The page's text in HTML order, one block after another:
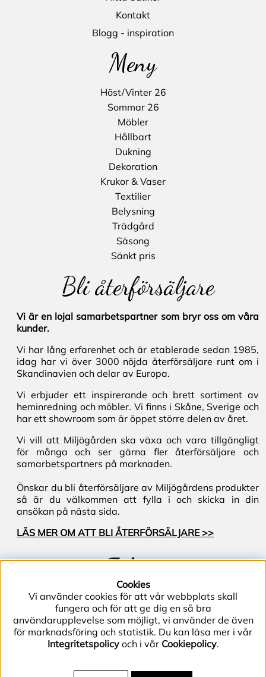
Kontakt
Blogg - inspiration
Meny
Höst/Vinter 26
Sommar 26
Möbler
Hållbart
Dukning
Dekoration
Krukor & Vaser
Textilier
Belysning
Trädgård
Säsong
Sänkt pris
Bli återförsäljare
Vi är en lojal samarbetspartner som bryr oss om våra
kunder.
Vi har lång erfarenhet och är etablerade sedan 1985,
idag har vi över 3000 nöjda återförsäljare runt om i
Skandinavien och delar av Europa.
Vi erbjuder ett inspirerande och brett sortiment av
heminredning och möbler. Vi finns i Skåne, Sverige och
har ett showroom som är öppet större delen av året.
Vi vill att Miljögården ska växa och vara tillgängligt
för många och ser gärna fler återförsäljare och
samarbetspartners på marknaden.
Önskar du bli återförsäljare av Miljögårdens produkter
så är du välkommen att fylla i och skicka in din
ansökan på nästa sida.
LÄS MER OM ATT BLI ÅTERFÖRSÄLJARE >>
Följ oss
Telefon (+46) 40–40 86 40 | E-post
Cookies
Vi använder cookies för att vår webbplats skall
fungera och för att ge dig en så bra
användarupplevelse som möjligt, vi använder de även
för marknadsföring och statistik. Du kan läsa mer i vår
Integritetspolicyoch i vår Cookiepolicy.